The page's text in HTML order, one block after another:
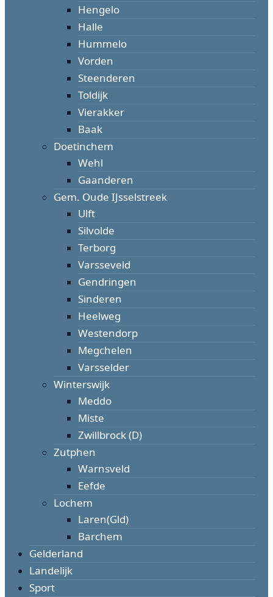
Hengelo
Halle
Hummelo
Vorden
Steenderen
Toldijk
Vierakker
Baak
Doetinchem
Wehl
Gaanderen
Gem. Oude IJsselstreek
Ulft
Silvolde
Terborg
Varsseveld
Gendringen
Sinderen
Heelweg
Westendorp
Megchelen
Varsselder
Winterswijk
Meddo
Miste
Zwillbrock (D)
Zutphen
Warnsveld
Eefde
Lochem
Laren(Gld)
Barchem
Gelderland
Landelijk
Sport